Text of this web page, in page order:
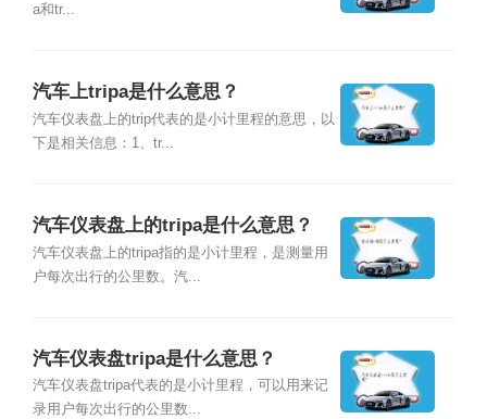
a和tr...
汽车上tripa是什么意思？
汽车仪表盘上的trip代表的是小计里程的意思，以
下是相关信息：1、tr...
汽车仪表盘上的tripa是什么意思？
汽车仪表盘上的tripa指的是小计里程，是测量用
户每次出行的公里数。汽...
汽车仪表盘tripa是什么意思？
汽车仪表盘tripa代表的是小计里程，可以用来记
录用户每次出行的公里数...